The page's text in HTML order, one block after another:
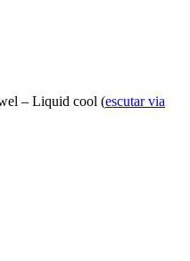
– Liquid cool (escutar via